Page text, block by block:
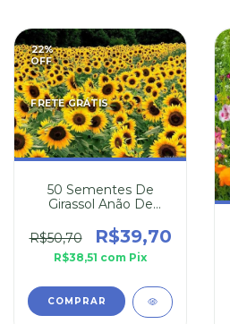
22%
OFF
FRETE GRÁTIS
50 Sementes De
Girassol Anão De
R$50,70
R$39,70
R$38,51 com Pix